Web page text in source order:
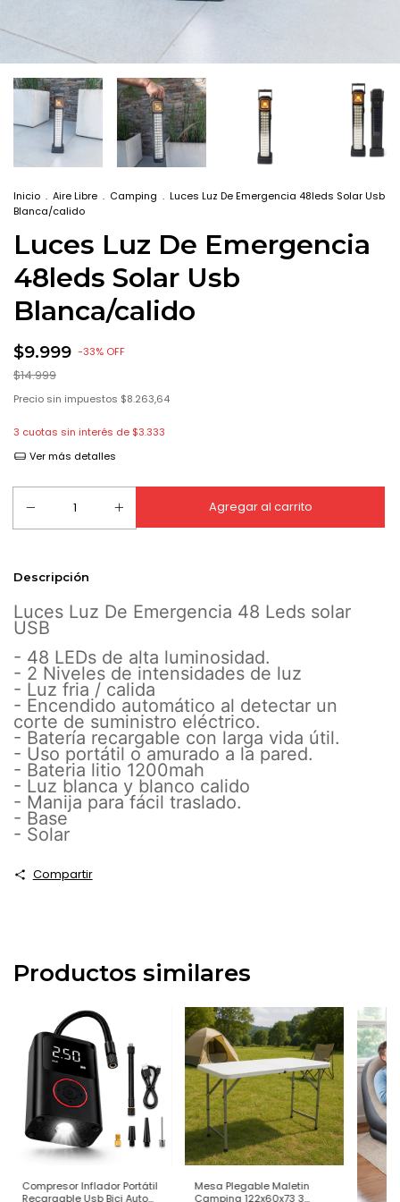
Inicio . Aire Libre . Camping . Luces Luz De Emergencia 48leds Solar Usb
Blanca/calido
Luces Luz De Emergencia
48leds Solar Usb
Blanca/calido
$9.999 -33% OFF
$14.999
Precio sin impuestos $8.263,64
3 cuotas sin interés de $3.333
Ver más detalles
Descripción
Luces Luz De Emergencia 48 Leds solar
USB
- 48 LEDs de alta luminosidad.
- 2 Niveles de intensidades de luz
- Luz fria / calida
- Encendido automático al detectar un
corte de suministro eléctrico.
- Batería recargable con larga vida útil.
- Uso portátil o amurado a la pared.
- Bateria litio 1200mah
- Luz blanca y blanco calido
- Manija para fácil traslado.
- Base
- Solar
Compartir
Productos similares
Compresor Inflador Portátil
Recargable Usb Bici Auto
Mesa Plegable Maletin
Camping 122x60x73 3